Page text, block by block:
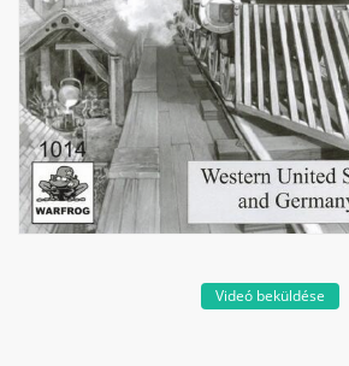
Videó beküldése